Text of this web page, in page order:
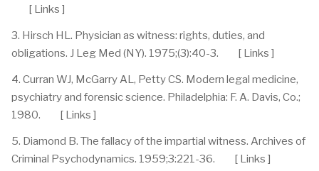
[ Links ]
3. Hirsch HL. Physician as witness: rights, duties, and
obligations. J Leg Med (NY). 1975;(3):40-3. [ Links ]
4. Curran WJ, McGarry AL, Petty CS. Modern legal medicine,
psychiatry and forensic science. Philadelphia: F. A. Davis, Co.;
1980. [ Links ]
5. Diamond B. The fallacy of the impartial witness. Archives of
Criminal Psychodynamics. 1959;3:221-36. [ Links ]